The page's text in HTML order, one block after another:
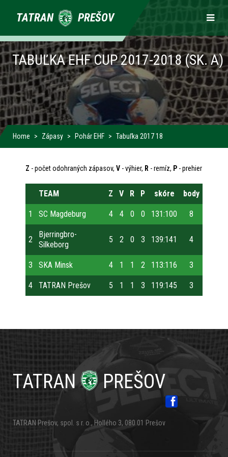
TATRAN PREŠOV
Primárne
odkazy
TABUĽKA EHF CUP 2017-2018 (SK. A)
Home Zápasy Pohár EHF Tabuľka 2017 18
Z - počet odohraných zápasov, V - výhier, R - remíz, P - prehier
TEAM Z V R P skóre body
1 SC Magdeburg 4 4 0 0 131:100 8
2
Bjerringbro-
Silkeborg
5 2 0 3 139:141 4
3 SKA Minsk 4 1 1 2 113:116 3
4 TATRAN Prešov 5 1 1 3 119:145 3
TATRAN PREŠOV
TATRAN Prešov, spol. s r. o., Hollého 3, 080 01 Prešov